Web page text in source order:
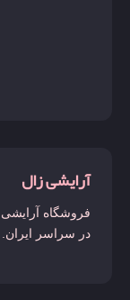
آرایشی زال
فروشگاه
در سراسر ایران.